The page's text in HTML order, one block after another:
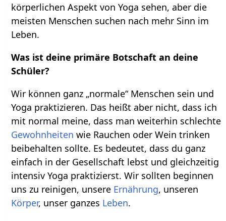
körperlichen Aspekt von Yoga sehen, aber die
meisten Menschen suchen nach mehr Sinn im
Leben.
Was ist deine primäre Botschaft an deine
Schüler?
Wir können ganz „normale“ Menschen sein und
Yoga praktizieren. Das heißt aber nicht, dass ich
mit normal meine, dass man weiterhin schlechte
Gewohnheiten wie Rauchen oder Wein trinken
beibehalten sollte. Es bedeutet, dass du ganz
einfach in der Gesellschaft lebst und gleichzeitig
intensiv Yoga praktizierst. Wir sollten beginnen
uns zu reinigen, unsere Ernährung, unseren
Körper, unser ganzes Leben.